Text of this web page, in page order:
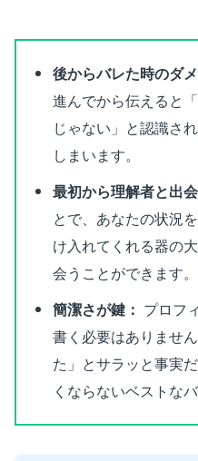
後からバレた時のダ
進んでから伝えると
じゃない」と認識さ
しまいます。
最初から理解者と出
とで、あなたの状況
け入れてくれる器の
会うことができます。
簡潔さが鍵： プロフ
書く必要はありませ
た」とサラッと事実
くならないベストな